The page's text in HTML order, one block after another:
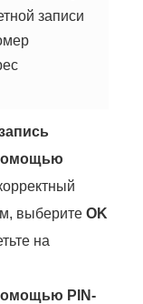
записи
выберитеOK
на
PIN-